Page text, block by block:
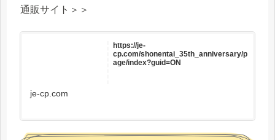
通販サイト＞＞
https://je-
cp.com/shonentai_35th_anniversary/p
age/index?guid=ON
je-cp.com